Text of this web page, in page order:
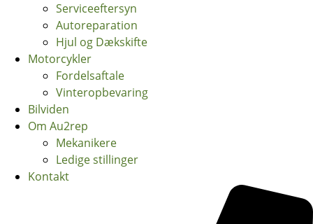
Serviceeftersyn
Autoreparation
Hjul og Dækskifte
Motorcykler
Fordelsaftale
Vinteropbevaring
Bilviden
Om Au2rep
Mekanikere
Ledige stillinger
Kontakt